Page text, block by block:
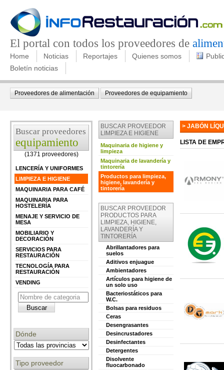
El portal con todos los proveedores de
Home Noticias Reportajes Quienes somos
Boletín noticias
Proveedores de alimentación Proveedores de equipamiento
Buscar proveedores
equipamiento
(1371 proveedores)
LENCERÍA Y UNIFORMES
LIMPIEZA E HIGIENE
MAQUINARIA PARA CAFÉ
MAQUINARIA PARA
HOSTELERÍA
MENAJE Y SERVICIO DE
MESA
MOBILIARIO Y
DECORACIÓN
SERVICIOS PARA
RESTAURACIÓN
TECNOLOGÍA PARA
RESTAURACIÓN
VENDING
Dónde
Tipo proveedor
BUSCAR PROVEEDOR
LIMPIEZA E HIGIENE
Maquinaria de higiene y
limpieza
Maquinaria de lavandería y
tintorería
Productos para limpieza,
higiene, lavandería y
tintorería
BUSCAR PROVEEDOR
PRODUCTOS PARA
LIMPIEZA, HIGIENE,
LAVANDERÍA Y
TINTORERÍA
Abrillantadores para
suelos
Aditivos enjuague
Ambientadores
Artículos para higiene de
un solo uso
Bacteriostáticos para
W.C.
Bolsas para residuos
Ceras
Desengrasantes
Desincrustadores
Desinfectantes
Detergentes
Disolvente
fluocarbonado
> JABÓN
LISTA DE